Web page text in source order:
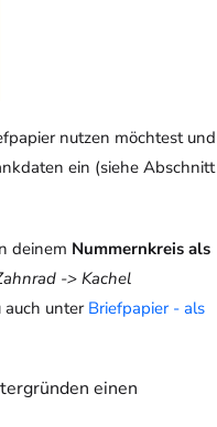
nutzen möchtest und
ein (siehe Abschnitt
deinem Nummernkreis als
-> Kachel
auch unterBriefpapier - als
einen